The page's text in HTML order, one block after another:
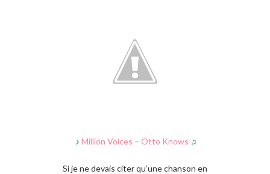
♪ Million Voices – Otto Knows ♫
Si je ne devais citer qu’une chanson en